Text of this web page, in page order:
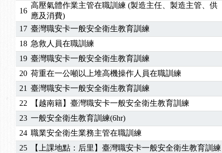
2026/07/08【中心公告】因應颱風來襲，若遇停班停課消息 補
2026/05/06【產業人才投資】06/03-06/08堆高機課程，政府出
2026/04/24 【製程安全評估人員】開課囉
2025/11/11【中心公告】颱風假11/12停班停課
2025/11/10【中心公告】因應颱風來襲，若遇停班停課消息 補
2025/10/30
【進修課程】2026年，課程意見蒐集~
2025/08/20【進修課程】SDS格式百百種？專業講師帶您判斷
2025/08/12【中心公告】因應颱風來襲，若遇停班停課消息 補
2025/07/06 【中心公告】颱風假114/07/07停班停課
2025/06/06【進修課程】～～前導課程看這邊推出囉～～
2025/05/29【進修課程】前導課程推出公告！
2025/04/28【進修課程】要怎麼進修自我？課程百百種選擇好
16
高壓氣體作業主管在職訓練 (製造主任、製造主管、供
應及消費)
17 臺灣職安卡一般安全衛生教育訓練
18 急救人員在職訓練
19 臺灣職安卡一般安全衛生教育訓練
20 荷重在一公噸以上堆高機操作人員在職訓練
21 臺灣職安卡一般安全衛生教育訓練
22
【越南籍】臺灣職安卡一般安全衛生教育訓練
23 一般安全衛生教育訓練(6hr)
24 職業安全衛生業務主管在職訓練
25
【上課地點：后里】臺灣職安卡一般安全衛生教育訓練